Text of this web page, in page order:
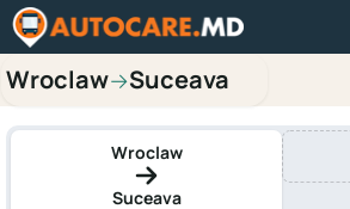
Wroclaw→Suceava
Wroclaw
Suceava